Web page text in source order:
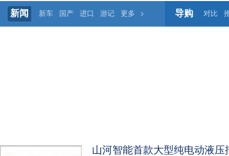
新闻 新车 国产 进口 游记 更多 导购 对比
山河智能首款大型纯电动液压